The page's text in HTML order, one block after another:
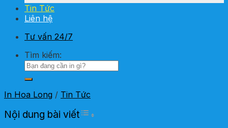
Tin Tức
Liên hệ
Tư vấn 24/7
Tìm kiếm:
In Hoa Long / Tin Tức
Nội dung bài viết Toggle Table of Content